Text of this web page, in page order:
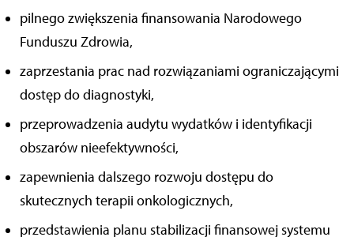
pilnego zwiększenia finansowania Narodowego
Funduszu Zdrowia,
zaprzestania prac nad rozwiązaniami ograniczającymi
dostęp do diagnostyki,
przeprowadzenia audytu wydatków i identyfikacji
obszarów nieefektywności,
zapewnienia dalszego rozwoju dostępu do
skutecznych terapii onkologicznych,
przedstawienia planu stabilizacji finansowej systemu